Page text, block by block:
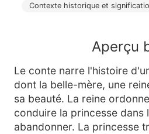
Contexte historique et
Aperçu
Le conte narre l'histoire
dont la belle-mère, une
sa beauté. La reine
conduire la princesse dans
abandonner. La princesse